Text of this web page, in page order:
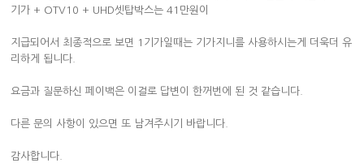
기가 + OTV10 + UHD셋탑박스는 41만원이
지급되어서 최종적으로 보면 1기가일때는 기가지니를 사용하시는게 더욱더 유
리하게 됩니다.
요금과 질문하신 페이백은 이걸로 답변이 한꺼번에 된 것 같습니다.
다른 문의 사항이 있으면 또 남겨주시기 바랍니다.
감사합니다.